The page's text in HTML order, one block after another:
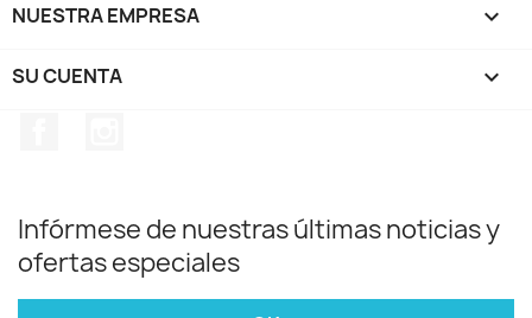
NUESTRA EMPRESA 
SU CUENTA 
Infórmese de nuestras últimas noticias y
ofertas especiales